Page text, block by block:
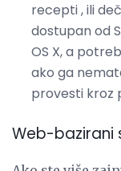
recepti , ili
dostupan od
OS X, a
ako ga
provesti kroz
Web-bazirani